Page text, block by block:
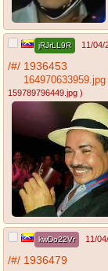
jRJrLL9R 11/04/
/#/ 1936453
164970633959.jpg
159789796449.jpg )
kwDo22Vr 11/
/#/ 1936479